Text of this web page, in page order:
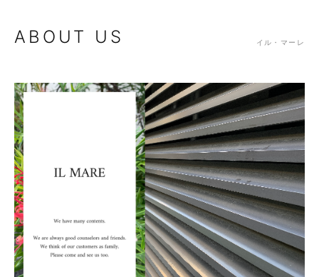
ABOUT US イル・マーレ